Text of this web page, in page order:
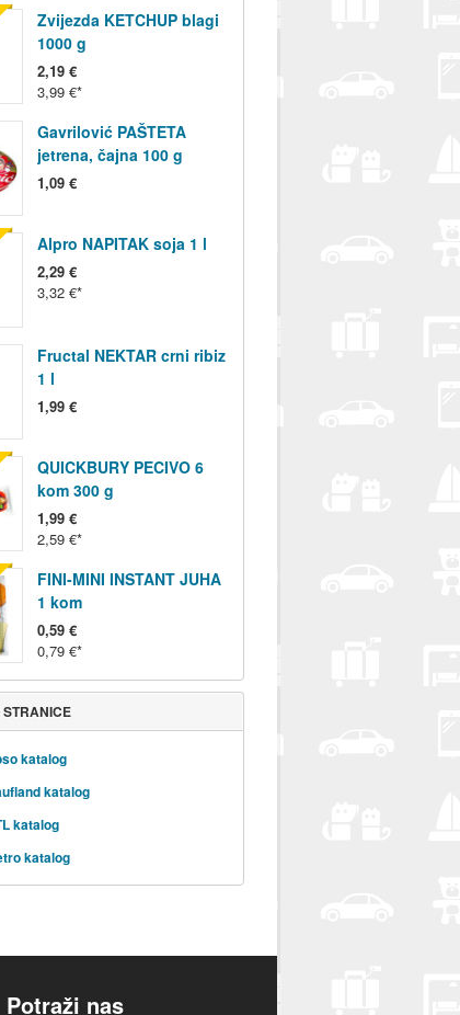
Zvijezda KETCHUP blagi
1000 g
2,19 €
3,99 €
Gavrilović PAŠTETA
jetrena, čajna 100 g
1,09 €
Alpro NAPITAK soja 1 l
2,29 €
3,32 €
Fructal NEKTAR crni ribiz
1 l
1,99 €
QUICKBURY PECIVO 6
kom 300 g
1,99 €
2,59 €
FINI-MINI INSTANT JUHA
1 kom
0,59 €
0,79 €
katalog
katalog
katalog
katalog
Potraži nas